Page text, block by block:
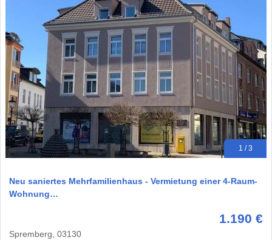
1 / 3
Neu saniertes Mehrfamilienhaus - Vermietung einer 4-Raum-
Wohnung…
1.190 €
Spremberg, 03130